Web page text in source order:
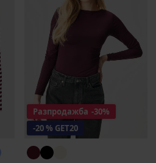
Разпродажба -30%
-20 % GET20